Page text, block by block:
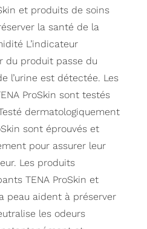
et produits de soins
la santé de la
L’indicateur
du produit passe du
l’urine est détectée. Les
ProSkin sont testés
dermatologiquement
sont éprouvés et
pour assurer leur
Les produits
TENA ProSkin et
peau aident à préserver
les odeurs